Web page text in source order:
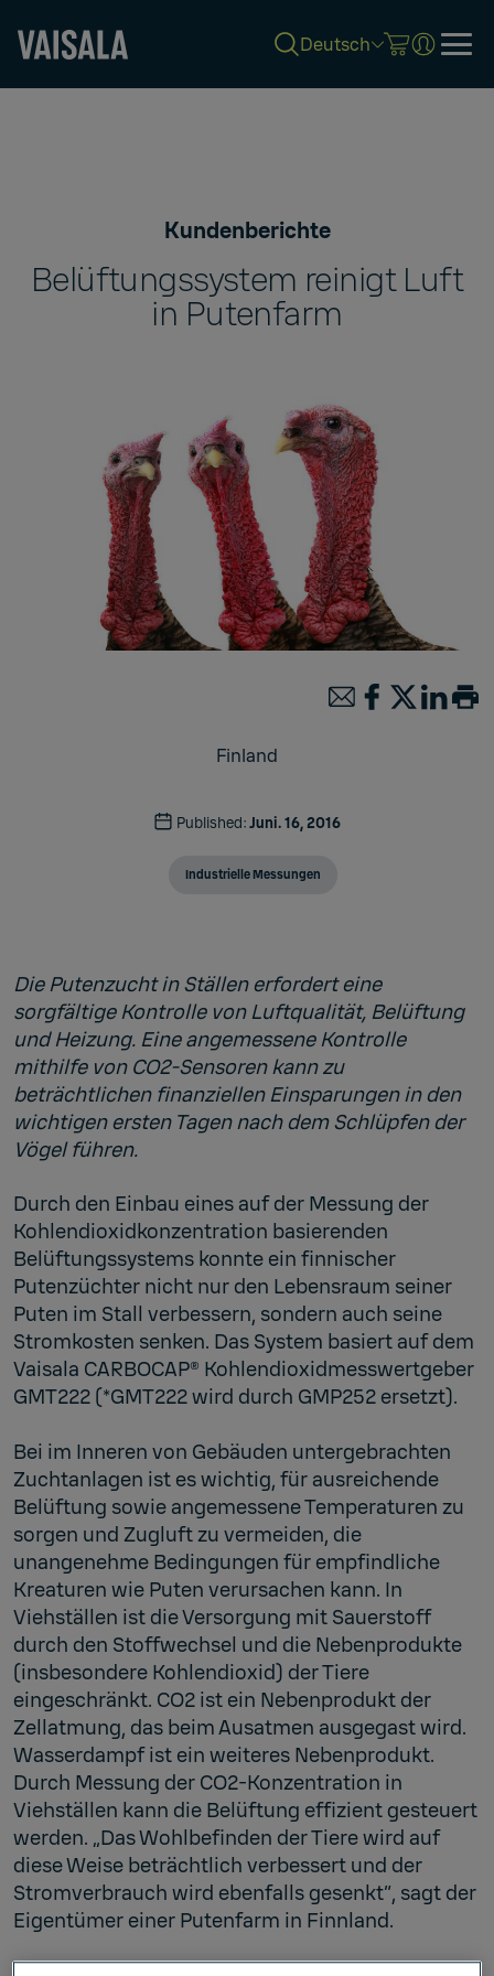
Deutsch
Kundenberichte
Belüftungssystem reinigt Luft
in Putenfarm
Finland
Published:Juni. 16, 2016
Industrielle Messungen
Die Putenzucht in Ställen erfordert eine
sorgfältige Kontrolle von Luftqualität, Belüftung
und Heizung. Eine angemessene Kontrolle
mithilfe von CO2-Sensoren kann zu
beträchtlichen finanziellen Einsparungen in den
wichtigen ersten Tagen nach dem Schlüpfen der
Vögel führen.
Durch den Einbau eines auf der Messung der
Kohlendioxidkonzentration basierenden
Belüftungssystems konnte ein finnischer
Putenzüchter nicht nur den Lebensraum seiner
Puten im Stall verbessern, sondern auch seine
Stromkosten senken. Das System basiert auf dem
Vaisala CARBOCAP® Kohlendioxidmesswertgeber
GMT222 (*GMT222 wird durch GMP252 ersetzt).
Bei im Inneren von Gebäuden untergebrachten
Zuchtanlagen ist es wichtig, für ausreichende
Belüftung sowie angemessene Temperaturen zu
sorgen und Zugluft zu vermeiden, die
unangenehme Bedingungen für empfindliche
Kreaturen wie Puten verursachen kann. In
Viehställen ist die Versorgung mit Sauerstoff
durch den Stoffwechsel und die Nebenprodukte
(insbesondere Kohlendioxid) der Tiere
eingeschränkt. CO2 ist ein Nebenprodukt der
Zellatmung, das beim Ausatmen ausgegast wird.
Wasserdampf ist ein weiteres Nebenprodukt.
Durch Messung der CO2-Konzentration in
Viehställen kann die Belüftung effizient gesteuert
werden. „Das Wohlbefinden der Tiere wird auf
diese Weise beträchtlich verbessert und der
Stromverbrauch wird ebenfalls gesenkt“, sagt der
Eigentümer einer Putenfarm in Finnland.